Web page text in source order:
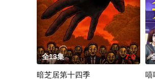
全13集 7.0
暗芝居第十四季 嘻